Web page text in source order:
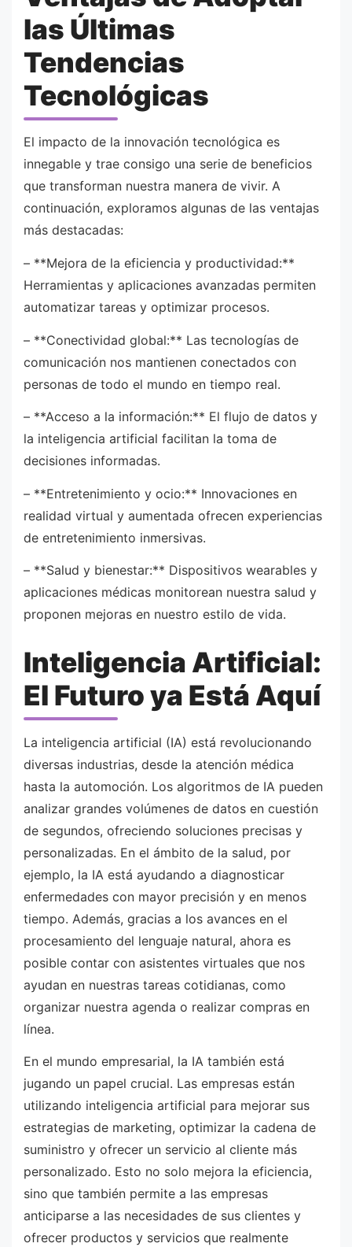
las Últimas
Tendencias
Tecnológicas
El impacto de la innovación tecnológica es
innegable y trae consigo una serie de beneficios
que transforman nuestra manera de vivir. A
continuación, exploramos algunas de las ventajas
más destacadas:
– **Mejora de la eficiencia y productividad:**
Herramientas y aplicaciones avanzadas permiten
automatizar tareas y optimizar procesos.
– **Conectividad global:** Las tecnologías de
comunicación nos mantienen conectados con
personas de todo el mundo en tiempo real.
– **Acceso a la información:** El flujo de datos y
la inteligencia artificial facilitan la toma de
decisiones informadas.
– **Entretenimiento y ocio:** Innovaciones en
realidad virtual y aumentada ofrecen experiencias
de entretenimiento inmersivas.
– **Salud y bienestar:** Dispositivos wearables y
aplicaciones médicas monitorean nuestra salud y
proponen mejoras en nuestro estilo de vida.
Inteligencia Artificial:
El Futuro ya Está Aquí
La inteligencia artificial (IA) está revolucionando
diversas industrias, desde la atención médica
hasta la automoción. Los algoritmos de IA pueden
analizar grandes volúmenes de datos en cuestión
de segundos, ofreciendo soluciones precisas y
personalizadas. En el ámbito de la salud, por
ejemplo, la IA está ayudando a diagnosticar
enfermedades con mayor precisión y en menos
tiempo. Además, gracias a los avances en el
procesamiento del lenguaje natural, ahora es
posible contar con asistentes virtuales que nos
ayudan en nuestras tareas cotidianas, como
organizar nuestra agenda o realizar compras en
línea.
En el mundo empresarial, la IA también está
jugando un papel crucial. Las empresas están
utilizando inteligencia artificial para mejorar sus
estrategias de marketing, optimizar la cadena de
suministro y ofrecer un servicio al cliente más
personalizado. Esto no solo mejora la eficiencia,
sino que también permite a las empresas
anticiparse a las necesidades de sus clientes y
ofrecer productos y servicios que realmente